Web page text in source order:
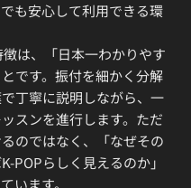
も安心して利用できる環
は、「日本一わかりやす
です。振付を細かく分解
丁寧に説明しながら、一
スンを進行します。ただ
のではなく、「なぜその
POPらしく見えるのか」
います。